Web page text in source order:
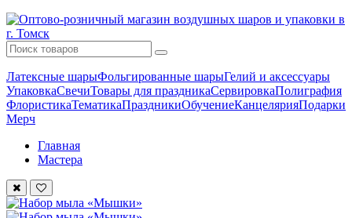
Латексные шарыФольгированные шарыГелий и аксессуары
УпаковкаСвечиТовары для праздникаСервировкаПолиграфия
ФлористикаТематикаПраздникиОбучениеКанцелярияПодарки
Мерч
Главная
Мастера